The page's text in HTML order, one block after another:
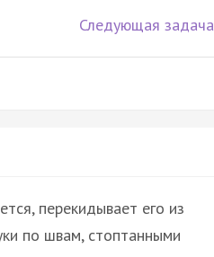
Следующая задача
перекидывает его из
по швам, стоптанными